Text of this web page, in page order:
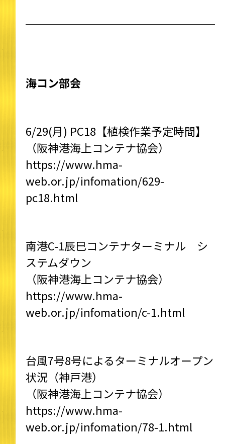
海コン部会
6/29(月) PC18【植検作業予定時間】
（阪神港海上コンテナ協会）
https://www.hma-
web.or.jp/infomation/629-
pc18.html
南港C-1辰巳コンテナターミナル シ
ステムダウン
（阪神港海上コンテナ協会）
https://www.hma-
web.or.jp/infomation/c-1.html
台風7号8号によるターミナルオープン
状況（神戸港）
（阪神港海上コンテナ協会）
https://www.hma-
web.or.jp/infomation/78-1.html